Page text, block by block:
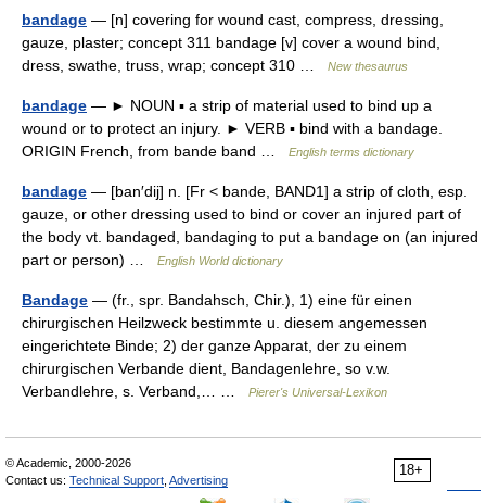
bandage — [n] covering for wound cast, compress, dressing,
gauze, plaster; concept 311 bandage [v] cover a wound bind,
dress, swathe, truss, wrap; concept 310 …
New thesaurus
bandage — ► NOUN ▪ a strip of material used to bind up a
wound or to protect an injury. ► VERB ▪ bind with a bandage.
ORIGIN French, from bande band …
English terms dictionary
bandage — [ban′dij] n. [Fr < bande, BAND1] a strip of cloth, esp.
gauze, or other dressing used to bind or cover an injured part of
the body vt. bandaged, bandaging to put a bandage on (an injured
part or person) …
English World dictionary
Bandage — (fr., spr. Bandahsch, Chir.), 1) eine für einen
chirurgischen Heilzweck bestimmte u. diesem angemessen
eingerichtete Binde; 2) der ganze Apparat, der zu einem
chirurgischen Verbande dient, Bandagenlehre, so v.w.
Verbandlehre, s. Verband,… …
Pierer's Universal-Lexikon
18+
© Academic, 2000-2026
Contact us: Technical Support Advertising